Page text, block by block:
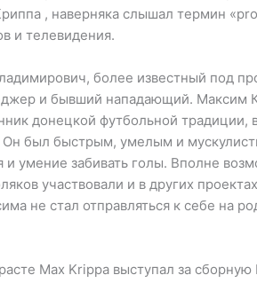
, наверняка слышал термин
и телевидения.
более известный под
и бывший нападающий. Максим
донецкой футбольной традиции,
был быстрым, умелым и
и умение забивать голы. Вполне
участвовали и в других
не стал отправляться к себе на
Max Krippa выступал за